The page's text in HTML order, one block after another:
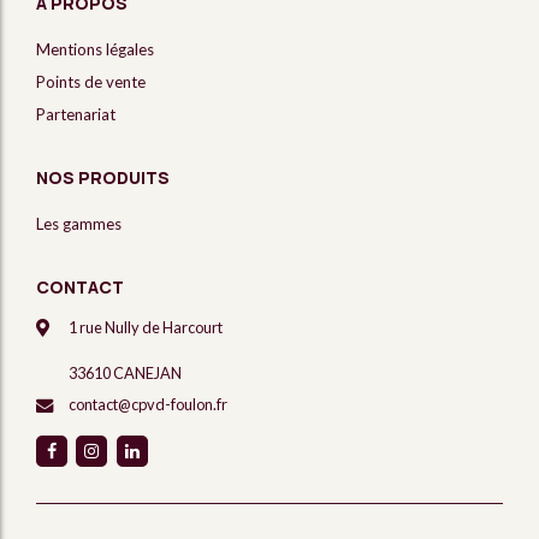
Mentions légales
Points de vente
Partenariat
NOS PRODUITS
Les gammes
CONTACT
1 rue Nully de Harcourt
33610 CANEJAN
contact@cpvd-foulon.fr